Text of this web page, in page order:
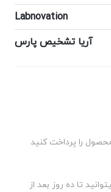
Labnovation
آریا تشخیص پارس
را پرداخت کنید
تا ده روز بعد از